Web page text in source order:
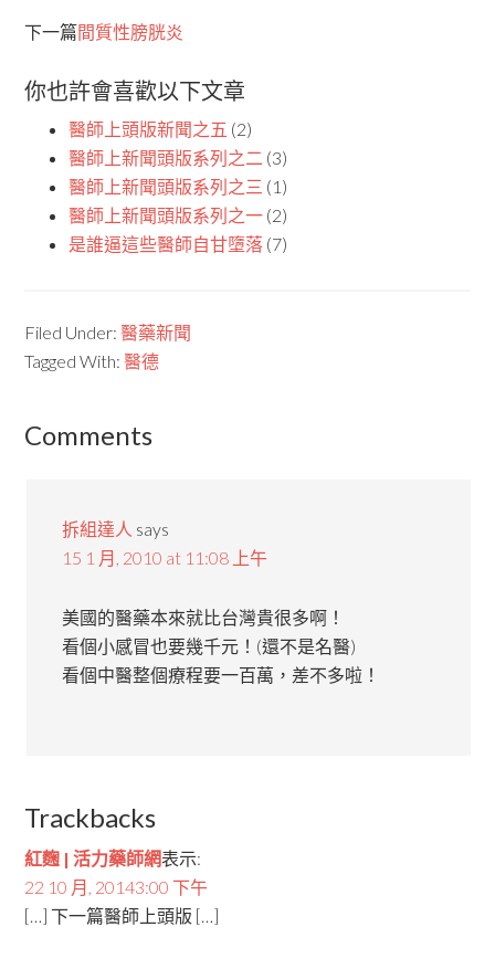
下一篇間質性膀胱炎
你也許會喜歡以下文章
醫師上頭版新聞之五 (2)
醫師上新聞頭版系列之二 (3)
醫師上新聞頭版系列之三 (1)
醫師上新聞頭版系列之一 (2)
是誰逼這些醫師自甘墮落 (7)
Filed Under:醫藥新聞
Tagged With:醫德
Comments
拆組達人 says
15 1 月, 2010 at 11:08 上午
美國的醫藥本來就比台灣貴很多啊！
看個小感冒也要幾千元！(還不是名醫)
看個中醫整個療程要一百萬，差不多啦！
Trackbacks
紅麴 | 活力藥師網表示:
22 10 月, 20143:00 下午
[…] 下一篇醫師上頭版 […]